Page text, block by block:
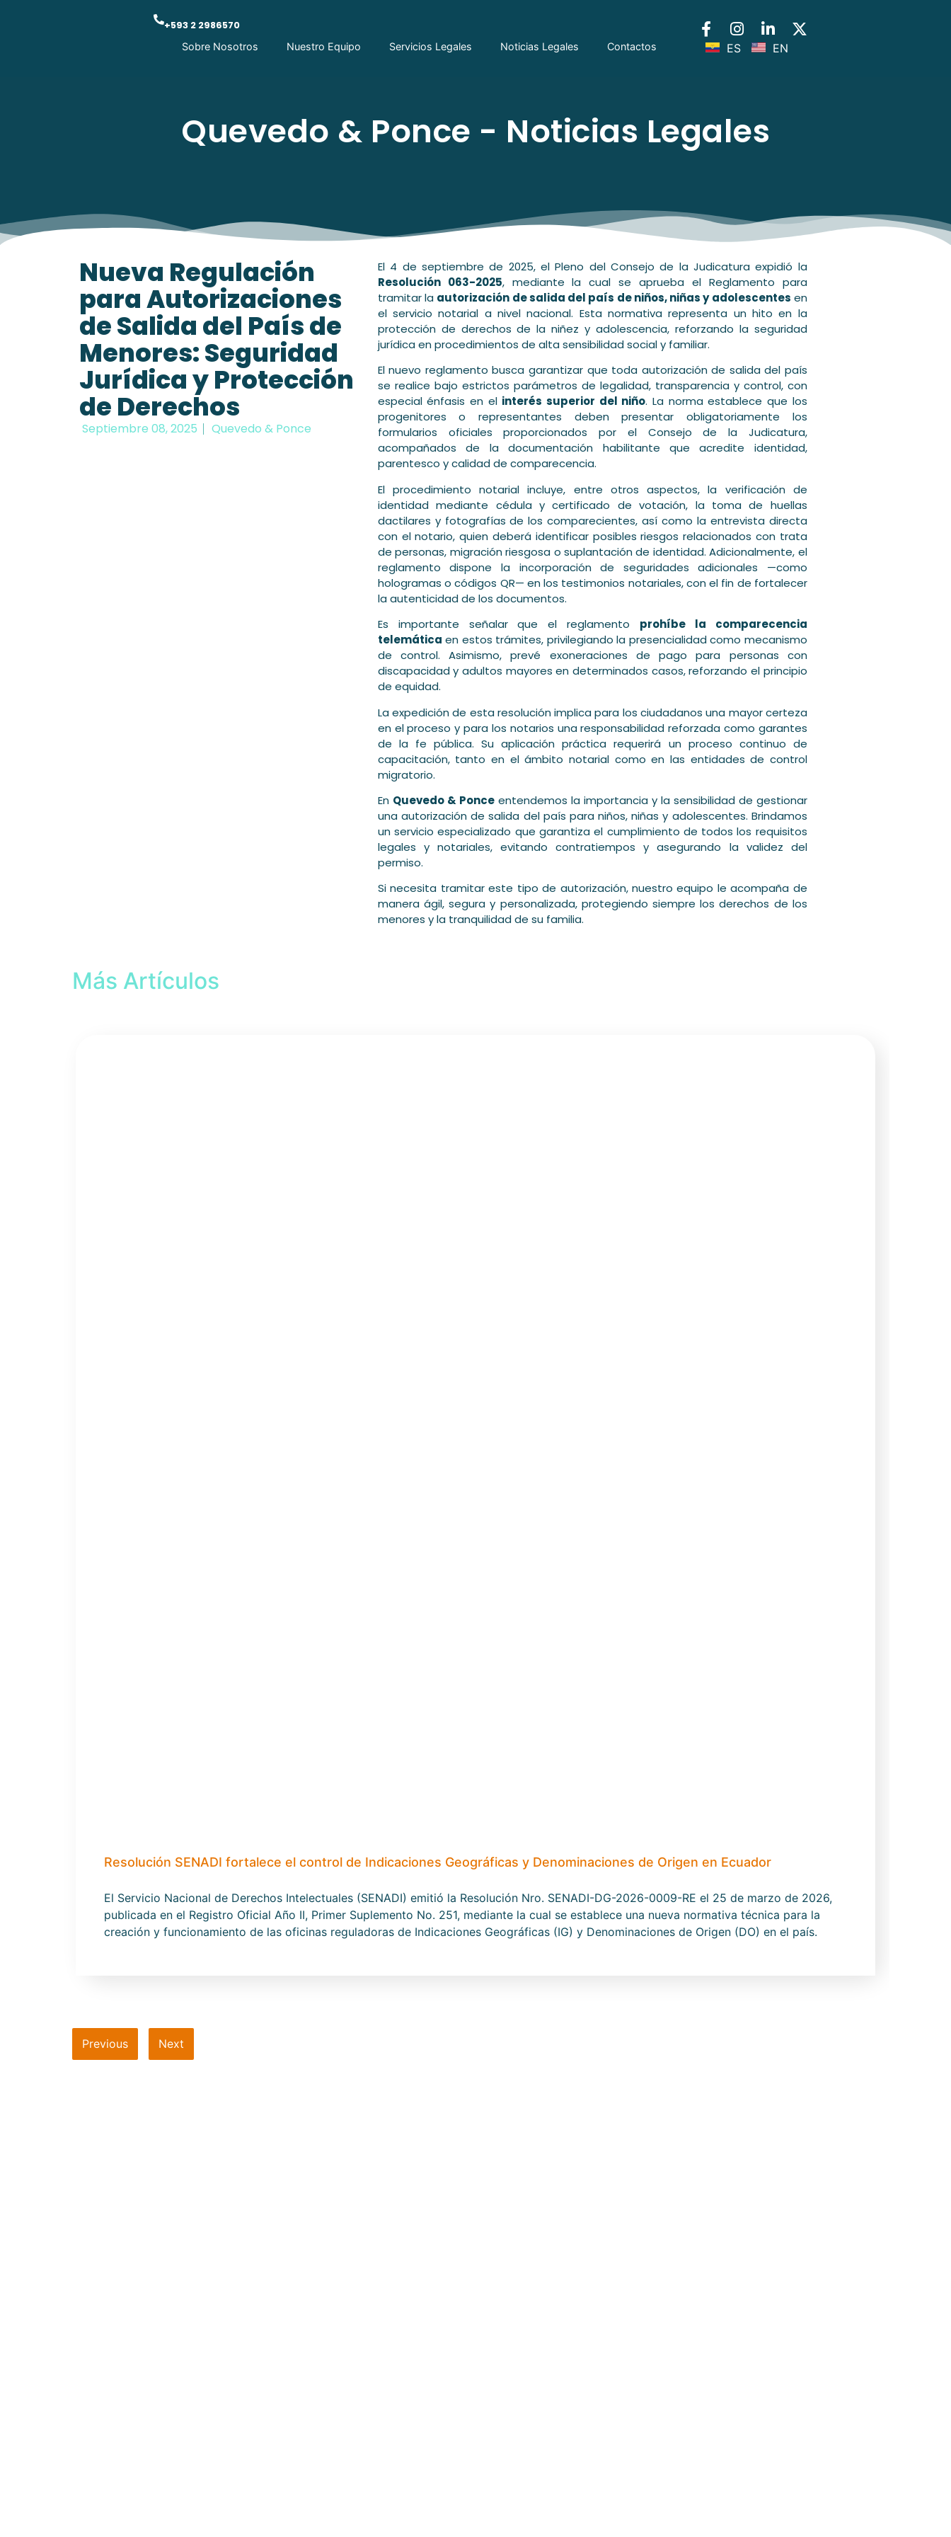
+593 2 2986570
Sobre Nosotros
Nuestro Equipo Servicios Legales Noticias Legales Contactos ES EN
Quevedo & Ponce - Noticias Legales
Nueva Regulación
para Autorizaciones
de Salida del País de
Menores: Seguridad
Jurídica y Protección
de Derechos
Septiembre 08, 2025 Quevedo & Ponce
El 4 de septiembre de 2025, el Pleno del Consejo de la Judicatura expidió la
Resolución 063-2025, mediante la cual se aprueba el Reglamento para
tramitar la autorización de salida del país de niños, niñas y adolescentes en
el servicio notarial a nivel nacional. Esta normativa representa un hito en la
protección de derechos de la niñez y adolescencia, reforzando la seguridad
jurídica en procedimientos de alta sensibilidad social y familiar.
El nuevo reglamento busca garantizar que toda autorización de salida del país
se realice bajo estrictos parámetros de legalidad, transparencia y control, con
especial énfasis en el interés superior del niño. La norma establece que los
progenitores o representantes deben presentar obligatoriamente los
formularios oficiales proporcionados por el Consejo de la Judicatura,
acompañados de la documentación habilitante que acredite identidad,
parentesco y calidad de comparecencia.
El procedimiento notarial incluye, entre otros aspectos, la verificación de
identidad mediante cédula y certificado de votación, la toma de huellas
dactilares y fotografías de los comparecientes, así como la entrevista directa
con el notario, quien deberá identificar posibles riesgos relacionados con trata
de personas, migración riesgosa o suplantación de identidad. Adicionalmente, el
reglamento dispone la incorporación de seguridades adicionales —como
hologramas o códigos QR— en los testimonios notariales, con el fin de fortalecer
la autenticidad de los documentos.
Es importante señalar que el reglamento prohíbe la comparecencia
telemática en estos trámites, privilegiando la presencialidad como mecanismo
de control. Asimismo, prevé exoneraciones de pago para personas con
discapacidad y adultos mayores en determinados casos, reforzando el principio
de equidad.
La expedición de esta resolución implica para los ciudadanos una mayor certeza
en el proceso y para los notarios una responsabilidad reforzada como garantes
de la fe pública. Su aplicación práctica requerirá un proceso continuo de
capacitación, tanto en el ámbito notarial como en las entidades de control
migratorio.
En Quevedo & Ponceentendemos la importancia y la sensibilidad de gestionar
una autorización de salida del país para niños, niñas y adolescentes. Brindamos
un servicio especializado que garantiza el cumplimiento de todos los requisitos
legales y notariales, evitando contratiempos y asegurando la validez del
permiso.
Si necesita tramitar este tipo de autorización, nuestro equipo le acompaña de
manera ágil, segura y personalizada, protegiendo siempre los derechos de los
menores y la tranquilidad de su familia.
Más Artículos
Resolución SENADI fortalece el control de Indicaciones Geográficas y Denominaciones de Origen en Ecuador
El Servicio Nacional de Derechos Intelectuales (SENADI) emitió la Resolución Nro. SENADI-DG-2026-0009-RE el 25 de marzo de 2026,
publicada en el Registro Oficial Año II, Primer Suplemento No. 251, mediante la cual se establece una nueva normativa técnica para la
creación y funcionamiento de las oficinas reguladoras de Indicaciones Geográficas (IG) y Denominaciones de Origen (DO) en el país.
Previous Next